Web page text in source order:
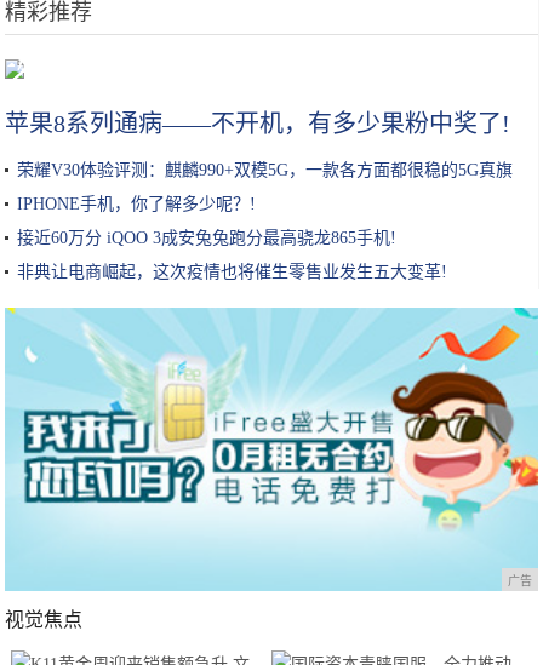
精彩推荐
加了这几样，炒饭鲜香无比，而且色彩搭配清新也能让孩子食欲大增
苹果8系列通病——不开机，有多少果粉中奖了!
荣耀V30体验评测：麒麟990+双模5G，一款各方面都很稳的5G真旗
舰!
IPHONE手机，你了解多少呢？!
接近60万分 iQOO 3成安兔兔跑分最高骁龙865手机!
非典让电商崛起，这次疫情也将催生零售业发生五大变革!
广告
视觉焦点